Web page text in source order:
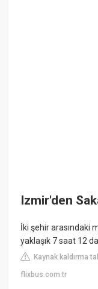
Izmir'den
İki şehir arasındaki
yaklaşık 7 saat 12
Kaynak kaldırma
flixbus.com.tr